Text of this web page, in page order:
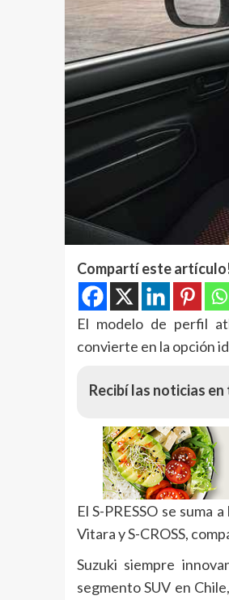
Compartí este
El modelo de perfil
convierte en la opción
Recibí las noticias
El S-PRESSO se suma
Vitara y S-CROSS,
Suzuki siempre
segmento SUV en